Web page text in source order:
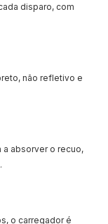
disparo, com
não refletivo e
a absorver o recuo,
o carregador é